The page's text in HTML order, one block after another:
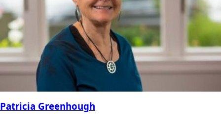
Patricia Greenhough